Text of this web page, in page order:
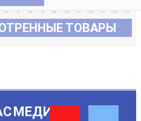
ТОВАРЫ
МЕДИА